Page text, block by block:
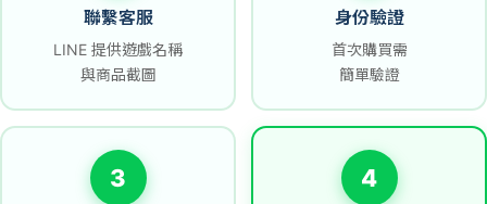
聯繫客服
LINE 提供遊戲名稱
與商品截圖
身份驗證
首次購買需
簡單驗證
3 4